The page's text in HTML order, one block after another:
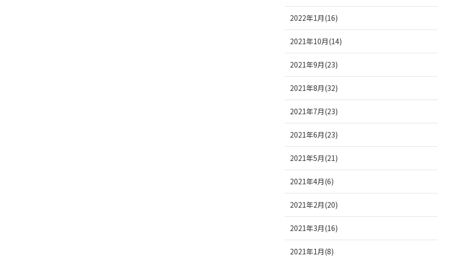
2022年1月(16)
2021年10月(14)
2021年9月(23)
2021年8月(32)
2021年7月(23)
2021年6月(23)
2021年5月(21)
2021年4月(6)
2021年2月(20)
2021年3月(16)
2021年1月(8)